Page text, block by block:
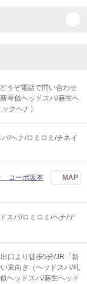
うぞ電話で問い合わせ
琴似ヘッドスパ/麻生ヘ
クヘナ）
/ヘナ/ロミロミ/チネイ
コーポ坂本
MAP
スパ/ロミロミ/ヘナ/デ
口より徒歩5分/JR「新
東向き（ヘッドスパ/札
ヘッドスパ/麻生ヘッド